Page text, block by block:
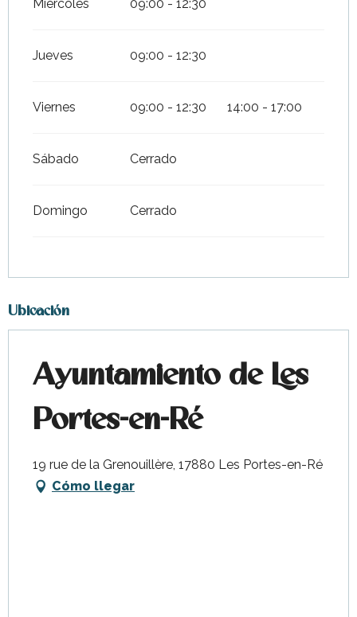
Miércoles 09:00 - 12:30
Jueves 09:00 - 12:30
Viernes 09:00 - 12:30 14:00 - 17:00
Sábado Cerrado
Domingo Cerrado
Ubicación
Ayuntamiento de Les
Portes-en-Ré
19 rue de la Grenouillère, 17880 Les Portes-en-Ré
Cómo llegar